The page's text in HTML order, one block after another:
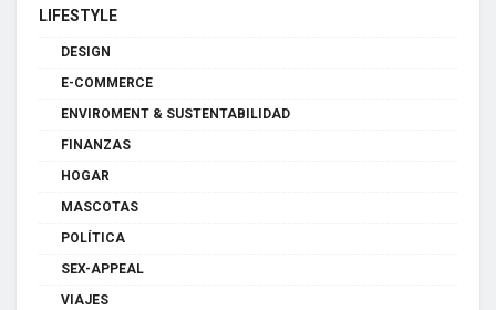
LIFESTYLE
DESIGN
E-COMMERCE
ENVIROMENT & SUSTENTABILIDAD
FINANZAS
HOGAR
MASCOTAS
POLÍTICA
SEX-APPEAL
VIAJES